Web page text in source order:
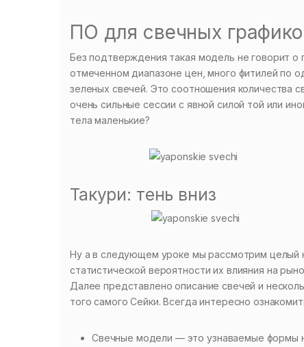
ПО для свечных
Без подтверждения такая модель не говорит
отмеченном диапазоне цен, много фитилей по
зеленых свечей. Это соотношения количества
очень сильные сессии с явной силой той или
тела маленькие?
Такури: тень вниз
Ну а в следующем уроке мы рассмотрим целый
статистической вероятности их влияния на
Далее представлено описание свечей и
того самого Сейки. Всегда интересно
Свечные модели — это узнаваемые формы